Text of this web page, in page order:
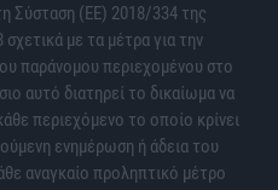
Σύσταση (ΕΕ) 2018/334 της
με τα μέτρα για την
παράνομου περιεχομένου στο
αυτό διατηρεί το δικαίωμα να
περιεχόμενο το οποίο κρίνει
ενημέρωση ή άδεια του
αναγκαίο προληπτικό μέτρο